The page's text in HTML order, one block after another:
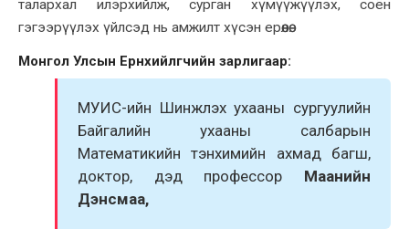
талархал илэрхийлж, сурган хүмүүжүүлэх, соён
гэгээрүүлэх үйлсэд нь амжилт хүсэн ерөөлөө.
Монгол Улсын Ерөнхийлөгчийн зарлигаар:
МУИС-ийн Шинжлэх ухааны сургуулийн
Байгалийн ухааны салбарын
Математикийн тэнхимийн ахмад багш,
доктор, дэд профессор Маанийн
Дэнсмаа,